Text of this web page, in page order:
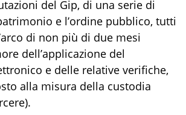
del Gip, di una serie di
e l’ordine pubblico, tutti
di non più di due mesi
dell’applicazione del
e delle relative verifiche,
alla misura della custodia
.